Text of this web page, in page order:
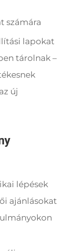
számára
lapokat
tárolnak –
új
lépések
ajánlásokat